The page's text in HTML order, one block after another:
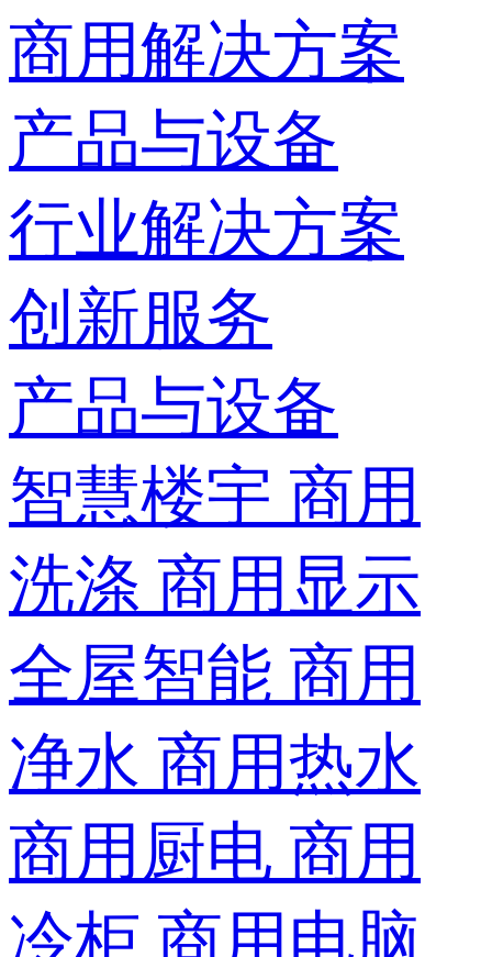
商用解决方案
产品与设备
行业解决方案
创新服务
产品与设备
智慧楼宇 商用
洗涤 商用显示
全屋智能 商用
净水 商用热水
商用厨电 商用
冷柜 商用电脑